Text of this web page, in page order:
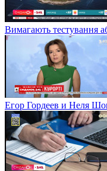
Вимагають тестування
Егор Гордеев и Неля